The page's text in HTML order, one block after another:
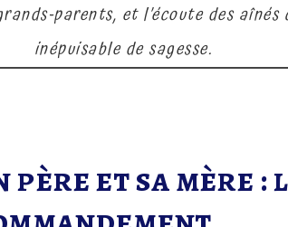
parents, et l’écoute des aînés
inépuisable de sagesse.
et sa mère :